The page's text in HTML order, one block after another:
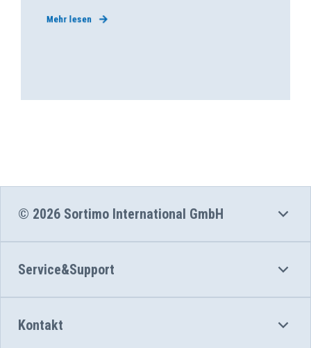
Mehr lesen
© 2026 Sortimo International GmbH
Service&Support
Kontakt